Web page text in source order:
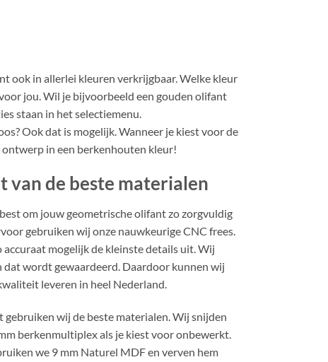
ook in allerlei kleuren verkrijgbaar. Welke kleur
jou. Wil je bijvoorbeeld een gouden olifant
staan in het selectiemenu.
Ook dat is mogelijk. Wanneer je kiest voor de
ontwerp in een berkenhouten kleur!
van de beste materialen
om jouw geometrische olifant zo zorgvuldig
gebruiken wij onze nauwkeurige CNC frees.
accuraat mogelijk de kleinste details uit. Wij
dat wordt gewaardeerd. Daardoor kunnen wij
leveren in heel Nederland.
wij de beste materialen. Wij snijden
berkenmultiplex als je kiest voor onbewerkt.
we 9 mm Naturel MDF en verven hem